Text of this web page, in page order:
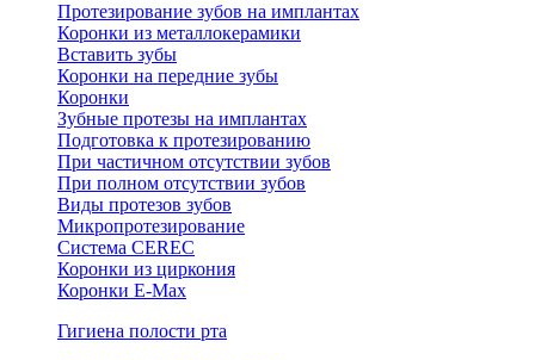
Протезирование зубов на имплантах
Коронки из металлокерамики
Вставить зубы
Коронки на передние зубы
Коронки
Зубные протезы на имплантах
Подготовка к протезированию
При частичном отсутствии зубов
При полном отсутствии зубов
Виды протезов зубов
Микропротезирование
Система CEREC
Коронки из циркония
Коронки E-Max
Гигиена полости рта